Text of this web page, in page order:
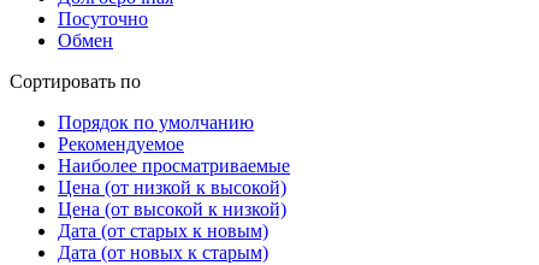
Посуточно
Обмен
Сортировать по
Порядок по умолчанию
Рекомендуемое
Наиболее просматриваемые
Цена (от низкой к высокой)
Цена (от высокой к низкой)
Дата (от старых к новым)
Дата (от новых к старым)